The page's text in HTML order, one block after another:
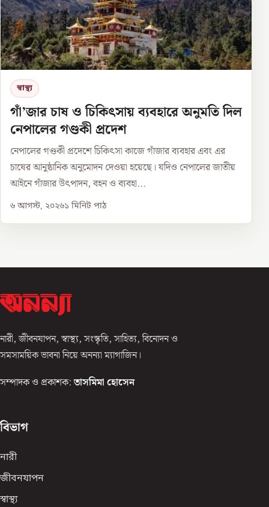
স্বাস্থ্য
গাঁ’জার চাষ ও চিকিৎসায় ব্যবহারে অনুমতি দিল
নেপালের গণ্ডকী প্রদেশ
নেপালের গণ্ডকী প্রদেশে চিকিৎসা কাজে গাঁজার ব্যবহার এবং এর
চাষের আনুষ্ঠানিক অনুমোদন দেওয়া হয়েছে। যদিও নেপালের জাতীয়
আইনে গাঁজার উৎপাদন, বহন ও ব্যবহা...
৬ আগস্ট, ২০২৬১ মিনিট পাঠ
নারী, জীবনযাপন, স্বাস্থ্য, সংস্কৃতি, সাহিত্য, বিনোদন ও
সমসাময়িক ভাবনা নিয়ে অনন্যা ম্যাগাজিন।
সম্পাদক ও প্রকাশক: তাসমিমা হোসেন
বিভাগ
নারী
জীবনযাপন
স্বাস্থ্য